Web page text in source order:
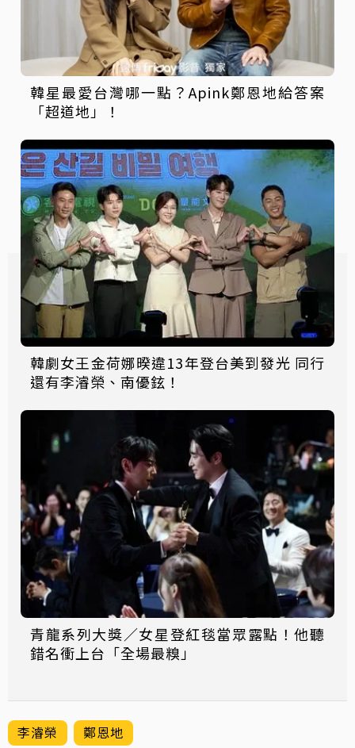
韓星最愛台灣哪一點？Apink鄭恩地給答案
「超道地」！
韓劇女王金荷娜暌違13年登台美到發光 同行
還有李濬榮、南優鉉！
青龍系列大獎／女星登紅毯當眾露點！他聽
錯名衝上台「全場最糗」
李濬榮 鄭恩地